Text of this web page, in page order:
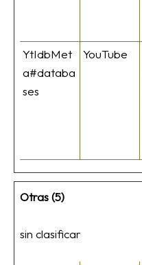
YtIdbMet
a#databa
ses
YouTube
Otras (5)
sin clasificar